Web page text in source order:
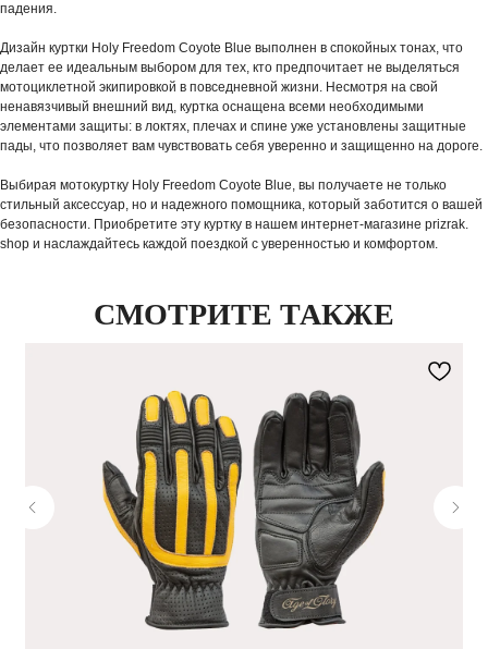
падения.
Дизайн куртки Holy Freedom Coyote Blue выполнен в спокойных тонах, что
делает ее идеальным выбором для тех, кто предпочитает не выделяться
мотоциклетной экипировкой в повседневной жизни. Несмотря на свой
ненавязчивый внешний вид, куртка оснащена всеми необходимыми
элементами защиты: в локтях, плечах и спине уже установлены защитные
пады, что позволяет вам чувствовать себя уверенно и защищенно на дороге.
Выбирая мотокуртку Holy Freedom Coyote Blue, вы получаете не только
стильный аксессуар, но и надежного помощника, который заботится о вашей
безопасности. Приобретите эту куртку в нашем интернет-магазине prizrak.
shop и наслаждайтесь каждой поездкой с уверенностью и комфортом.
СМОТРИТЕ ТАКЖЕ